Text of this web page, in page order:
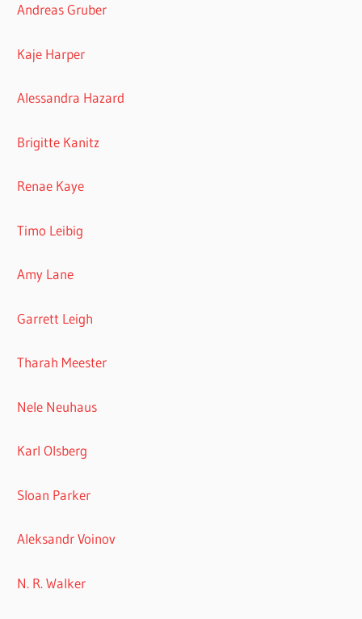
Andreas Gruber
Kaje Harper
Alessandra Hazard
Brigitte Kanitz
Renae Kaye
Timo Leibig
Amy Lane
Garrett Leigh
Tharah Meester
Nele Neuhaus
Karl Olsberg
Sloan Parker
Aleksandr Voinov
N. R. Walker